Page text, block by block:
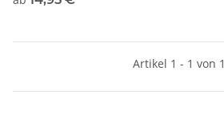
Artikel 1 - 1 von 1